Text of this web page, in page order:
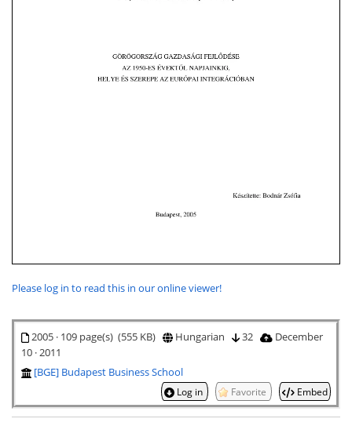
Please log in to read this in our online viewer!
2005 · 109 page(s) (555 KB) Hungarian 32
December
10 · 2011
[BGE] Budapest Business School
Log in Favorite Embed